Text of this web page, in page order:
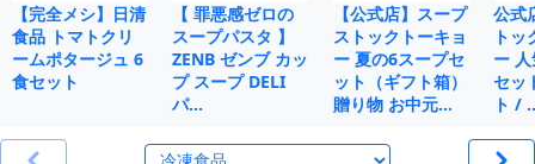
【完全メシ】日清
食品 トマトクリ
ームポタージュ 6
食セット
【 罪悪感ゼロの
スープパスタ 】
ZENB ゼンブ カッ
プ スープ DELI
パ…
【公式店】スープ
ストックトーキョ
ー 夏の6スープセ
ット（ギフト箱）
贈り物 お中元…
公式
ト
ー
セッ
ト /